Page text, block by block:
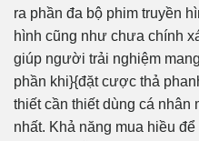
ra phần đa bộ phim truyền
hình cũng như chưa chính
giúp người trải nghiệm
phần khi}{đặt cược thả
thiết cần thiết dùng cá nhân
nhất. Khả năng mua hiều